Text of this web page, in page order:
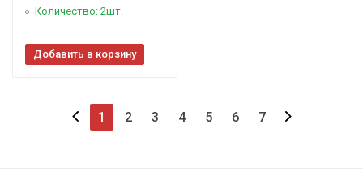
Количество: 2шт.
Добавить в корзину
1 2 3 4 5 6 7